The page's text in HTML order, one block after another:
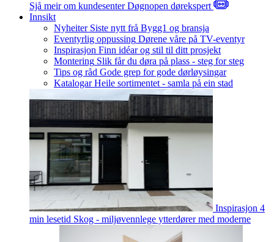
Sjå meir om kundesenterDøgnopen dørekspert
Innsikt
Nyheiter Siste nytt frå Bygg1 og bransja
Eventyrlig oppussing Dørene våre på TV-eventyr
Inspirasjon Finn idéar og stil til ditt prosjekt
Montering Slik får du døra på plass - steg for steg
Tips og råd Gode grep for gode dørløysingar
Katalogar Heile sortimentet - samla på ein stad
Inspirasjon 4
min lesetid Skog - miljøvennlege ytterdører med moderne